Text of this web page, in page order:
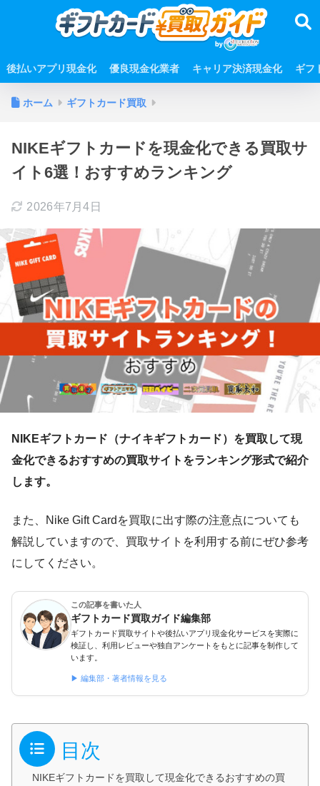
後払いアプリ現金化 優良現金化業者 キャリア決済現金化 ギフ
ホーム ギフトカード買取
NIKEギフトカードを現金化できる買取サ
イト6選！おすすめランキング
2026年7月4日
NIKEギフトカード（ナイキギフトカード）を買取して現
金化できるおすすめの買取サイトをランキング形式で紹介
します。
また、Nike Gift Cardを買取に出す際の注意点についても
解説していますので、買取サイトを利用する前にぜひ参考
にしてください。
この記事を書いた人
ギフトカード買取ガイド編集部
ギフトカード買取サイトや後払いアプリ現金化サービスを実際に
検証し、利用レビューや独自アンケートをもとに記事を制作して
います。
▶ 編集部・著者情報を見る
目次
NIKEギフトカードを買取して現金化できるおすすめの買